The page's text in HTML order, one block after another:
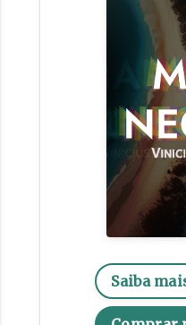
Saiba